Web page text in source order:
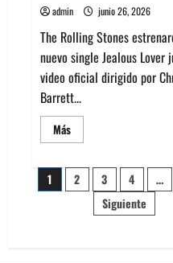
admin junio 26, 2026
The Rolling Stones
nuevo single Jealous Lover
video oficial dirigido por
Barrett...
MásLeer
más
The
Rolling
Stones
estrenó
nuevo
Paginación
1 2 3 4 …
Siguiente